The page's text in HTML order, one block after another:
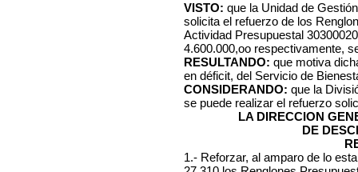
VISTO: que la Unidad de
solicita el refuerzo de los
Actividad Presupuestal
4.600.000,oo respectivamente,
RESULTANDO: que motiva
en déficit, del Servicio de
CONSIDERANDO: que la
se puede realizar el refuerzo
LA DIRECCION
DE
1.- Reforzar, al amparo de lo